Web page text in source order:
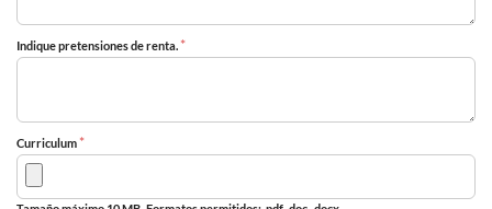
Indique pretensiones de renta. *
Curriculum *